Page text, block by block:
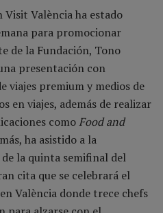
València ha estado
para promocionar
de la Fundación, Tono
presentación con
viajes premium y medios de
en viajes, además de realizar
comoFood and
ha asistido a la
la quinta semifinal del
cita que se celebrará el
València donde trece chefs